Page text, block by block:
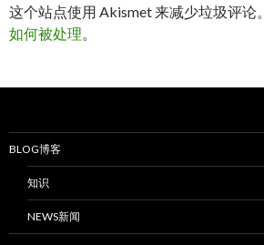
这个站点使用 Akismet 来减少垃圾评论。
如何被处理。
BLOG博客
知识
NEWS新闻